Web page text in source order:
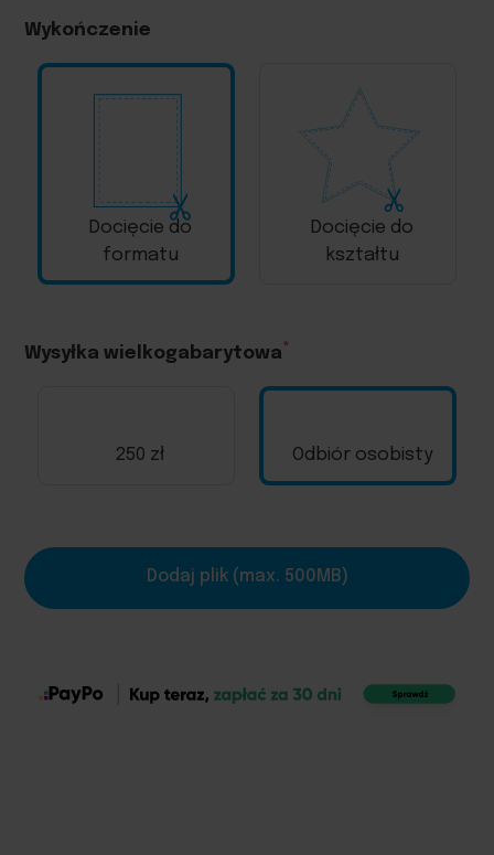
Wykończenie
Docięcie do
formatu
Docięcie do
kształtu
Wysyłka wielkogabarytowa
250 zł Odbiór osobisty
Dodaj plik (max. 500MB)